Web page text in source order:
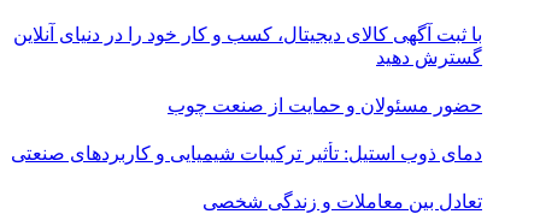
با ثبت آگهی کالای دیجیتال، کسب و کار خود را در دنیای آنلاین
گسترش دهید
حضور مسئولان و حمایت از صنعت چوب
دمای ذوب استیل: تأثیر ترکیبات شیمیایی و کاربردهای صنعتی
تعادل بین معاملات و زندگی شخصی